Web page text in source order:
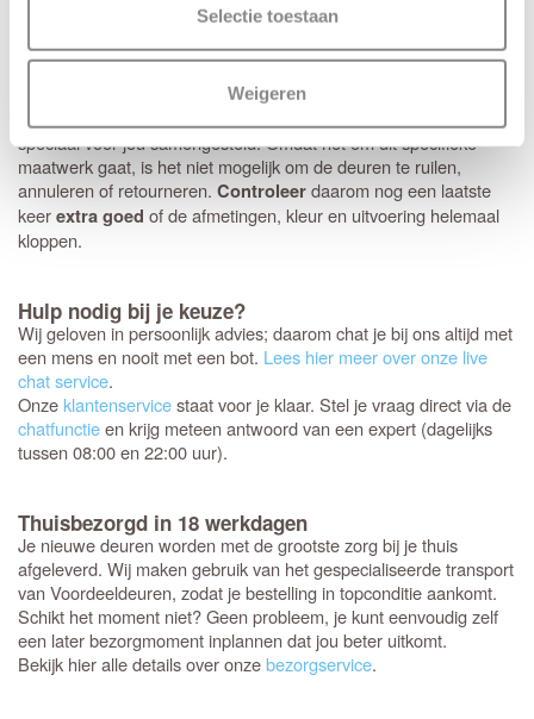
Selectie toestaan
Weigeren
Controleer je bestelling zorgvuldig
Jouw nieuwe Svedex deuren worden als een persoonlijk pakket
speciaal voor jou samengesteld. Omdat het om dit specifieke
maatwerk gaat, is het niet mogelijk om de deuren te ruilen,
annuleren of retourneren. Controleerdaarom nog een laatste
keerextra goed of de afmetingen, kleur en uitvoering helemaal
kloppen.
Hulp nodig bij je keuze?
Wij geloven in persoonlijk advies; daarom chat je bij ons altijd met
een mens en nooit met een bot. Lees hier meer over onze live
chat service.
Onzeklantenservicestaat voor je klaar. Stel je vraag direct via de
chatfunctieen krijg meteen antwoord van een expert (dagelijks
tussen 08:00 en 22:00 uur).
Thuisbezorgd in 18 werkdagen
Je nieuwe deuren worden met de grootste zorg bij je thuis
afgeleverd. Wij maken gebruik van het gespecialiseerde transport
van Voordeeldeuren, zodat je bestelling in topconditie aankomt.
Schikt het moment niet? Geen probleem, je kunt eenvoudig zelf
een later bezorgmoment inplannen dat jou beter uitkomt.
Bekijk hier alle details over onzebezorgservice.